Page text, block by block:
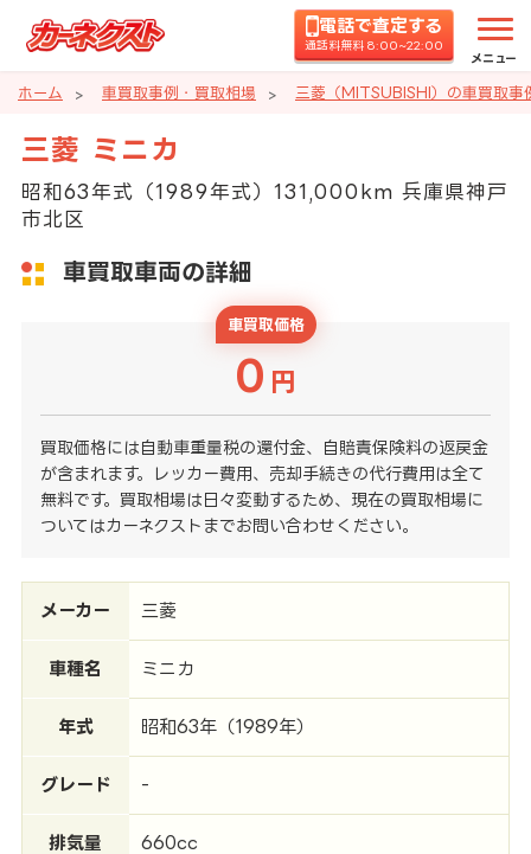
電話で査定する
通話料無料 8:00~22:00
メニュー
ホーム 車買取事例・買取相場 三菱（MITSUBISHI）の車買取事
三菱 ミニカ
昭和63年式（1989年式）131,000km 兵庫県神戸
市北区
車買取車両の詳細
車買取価格
0 円
買取価格には自動車重量税の還付金、自賠責保険料の返戻金
が含まれます。レッカー費用、売却手続きの代行費用は全て
無料です。買取相場は日々変動するため、現在の買取相場に
ついてはカーネクストまでお問い合わせください。
メーカー 三菱
車種名 ミニカ
年式 昭和63年（1989年）
グレード -
排気量 660cc